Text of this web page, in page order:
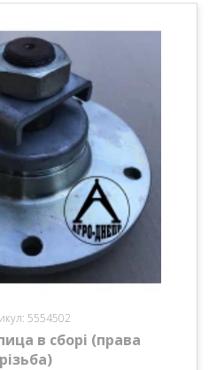
5554502
в сборі (права
різьба)